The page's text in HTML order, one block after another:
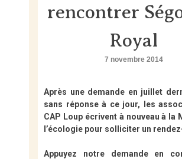
rencontrer
Royal
7 novembre 2014
Après une demande en juillet
sans réponse à ce jour, les
CAP Loup écrivent à nouveau à la
l’écologie pour solliciter un
Appuyez notre demande en